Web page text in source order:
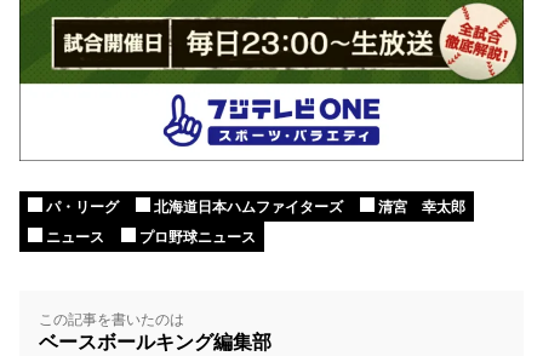
パ・リーグ 北海道日本ハムファイターズ
清宮 幸太郎
ニュース
プロ野球ニュース
この記事を書いたのは
ベースボールキング編集部